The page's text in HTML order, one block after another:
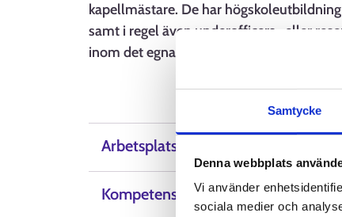
Samtycke
Denna webbplats
Vi använder
sociala medier och
kapellmästare. De har
samt i regel även underofficers- eller
inom det egna specialområdet även god
Arbetsplatser
Kompetens, färdigheter och